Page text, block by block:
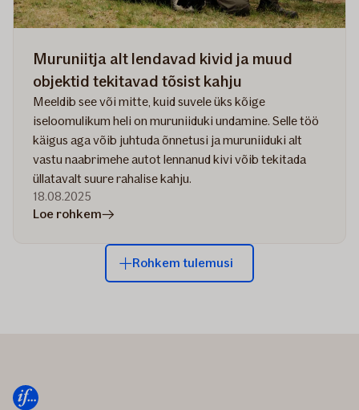
Muruniitja alt lendavad kivid ja muud
objektid tekitavad tõsist kahju
Meeldib see või mitte, kuid suvele üks kõige
iseloomulikum heli on muruniiduki undamine. Selle töö
käigus aga võib juhtuda õnnetusi ja muruniiduki alt
vastu naabrimehe autot lennanud kivi võib tekitada
üllatavalt suure rahalise kahju.
18.08.2025
Loe rohkemartiklis
alt
lendavad
Rohkem tulemusi